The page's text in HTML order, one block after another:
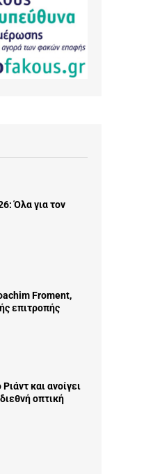
Όλα για τον
Froment,
επιτροπής
και ανοίγει
οπτική